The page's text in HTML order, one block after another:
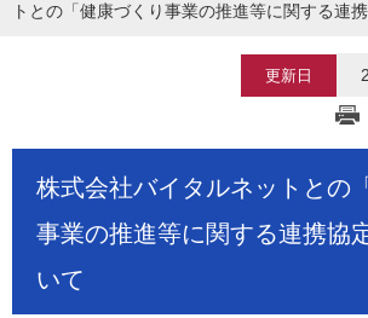
トとの「健康づくり事業の推進等に関する連
更新日
株式会社バイタルネットとの
事業の推進等に関する連携協
いて